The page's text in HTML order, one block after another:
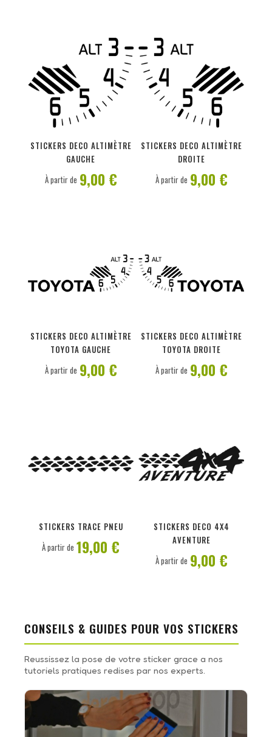
STICKERS DECO ALTIMÈTRE
GAUCHE
À partir de 9,00 €
STICKERS DECO ALTIMÈTRE
DROITE
À partir de 9,00 €
STICKERS DECO ALTIMÈTRE
TOYOTA GAUCHE
À partir de 9,00 €
STICKERS DECO ALTIMÈTRE
TOYOTA DROITE
À partir de 9,00 €
STICKERS TRACE PNEU
À partir de 19,00 €
STICKERS DECO 4X4
AVENTURE
À partir de 9,00 €
CONSEILS & GUIDES POUR VOS STICKERS
Reussissez la pose de votre sticker grace a nos
tutoriels pratiques redises par nos experts.